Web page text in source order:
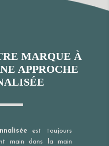
MARQUE À
APPROCHE
est toujours
main dans la main